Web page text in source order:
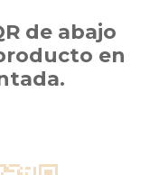
de abajo
en